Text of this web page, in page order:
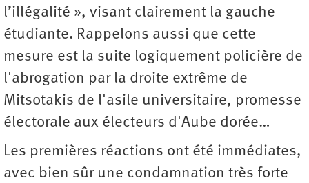
l’illégalité », visant clairement la gauche
étudiante. Rappelons aussi que cette
mesure est la suite logiquement policière de
l'abrogation par la droite extrême de
Mitsotakis de l'asile universitaire, promesse
électorale aux électeurs d'Aube dorée…
Les premières réactions ont été immédiates,
avec bien sûr une condamnation très forte